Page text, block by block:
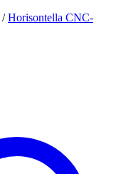
/ Horisontella CNC-